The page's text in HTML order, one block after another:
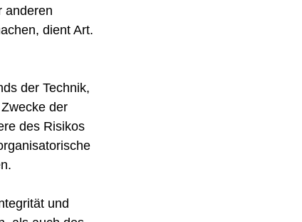
anderen
dient Art.
der Technik,
der
des Risikos
und